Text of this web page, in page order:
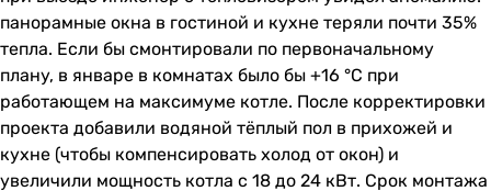
панорамные окна в гостиной и кухне теряли почти 35%
тепла. Если бы смонтировали по первоначальному
плану, в январе в комнатах было бы +16 °C при
работающем на максимуме котле. После корректировки
проекта добавили водяной тёплый пол в прихожей и
кухне (чтобы компенсировать холод от окон) и
увеличили мощность котла с 18 до 24 кВт. Срок монтажа